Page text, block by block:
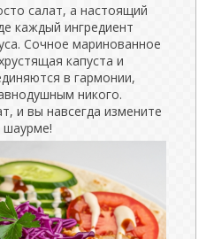
салат, а настоящий
каждый ингредиент
Сочное маринованное
капуста и
в гармонии,
никого.
и вы навсегда измените
шаурме!